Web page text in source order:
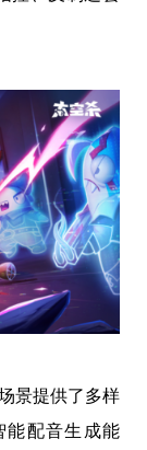
景提供了多样
能配音生成能